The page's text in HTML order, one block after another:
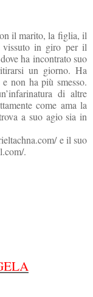
il marito, la figlia, il
in giro per il
ha incontrato suo
un giorno. Ha
non ha più smesso.
di altre
come ama la
a suo agio sia in
e il suo
.